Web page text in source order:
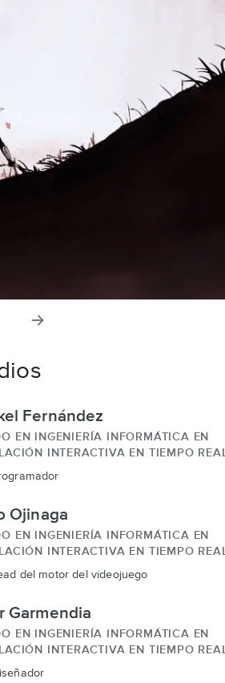
Fernández
EN INGENIERÍA INFORMÁTICA EN
INTERACTIVA EN TIEMPO REAL
Ojinaga
EN INGENIERÍA INFORMÁTICA EN
INTERACTIVA EN TIEMPO REAL
del motor del videojuego
Garmendia
EN INGENIERÍA INFORMÁTICA EN
INTERACTIVA EN TIEMPO REAL